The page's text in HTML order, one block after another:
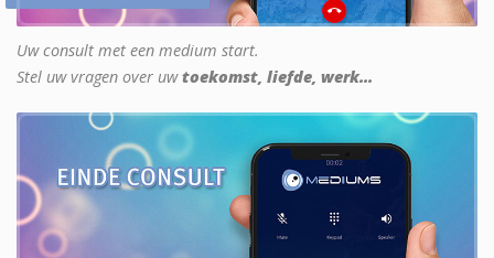
Uw consult met een medium start.
Stel uw vragen over uwtoekomst, liefde, werk...